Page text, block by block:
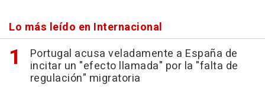
Lo más leído en Internacional
Portugal acusa veladamente a España de
incitar un "efecto llamada" por la "falta de
regulación" migratoria